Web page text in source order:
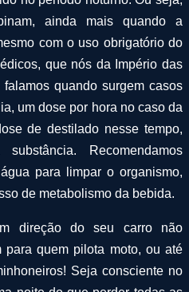
ainda mais quando a
com o uso obrigatório do
que nós da Império das
quando surgem casos
um dose por hora no caso da
de destilado nesse tempo,
Recomendamos
para limpar o organismo,
de metabolismo da bebida.
direção do seu carro não
para quem pilota moto, ou até
Seja consciente no